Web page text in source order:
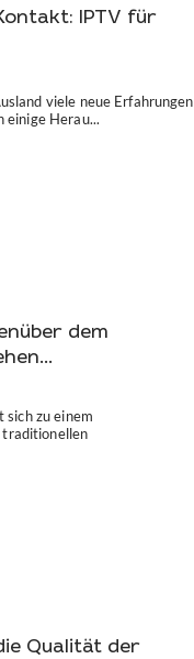
IPTV für
viele neue Erfahrungen
einige Herau...
dem
sich zu einem
traditionellen
Qualität der